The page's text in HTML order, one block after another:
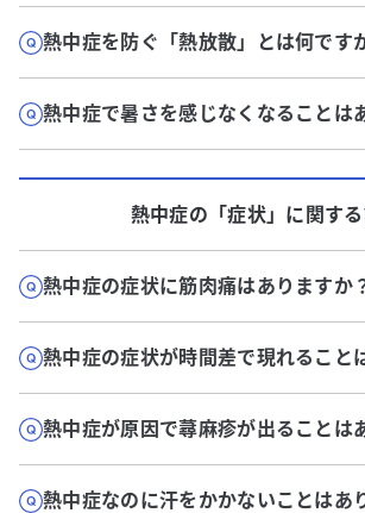
熱中症を防ぐ「熱放散」とは何です
熱中症で暑さを感じなくなることは
熱中症の「症状」に関す
熱中症の症状に筋肉痛はありますか
熱中症の症状が時間差で現れること
熱中症が原因で蕁麻疹が出ることは
熱中症なのに汗をかかないことはあ